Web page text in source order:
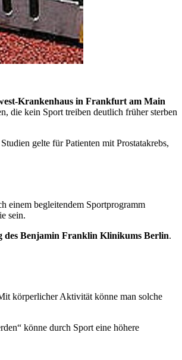
Krankenhaus in Frankfurt am Main
die kein Sport treiben deutlich früher sterben
gelte für Patienten mit Prostatakrebs,
einem begleitendem Sportprogramm
sein.
des Benjamin Franklin Klinikums Berlin.
körperlicher Aktivität könne man solche
könne durch Sport eine höhere